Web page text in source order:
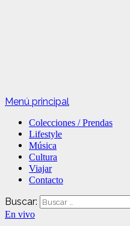
Menú principal
Colecciones / Prendas
Lifestyle
Música
Cultura
Viajar
Contacto
Buscar:
En vivo